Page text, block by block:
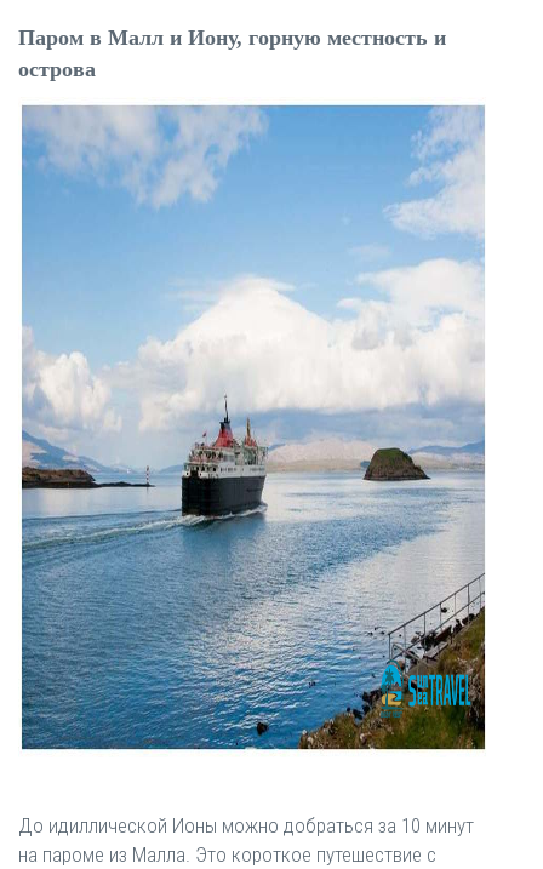
Паром в Малл и Иону, горную местность и
острова
До идиллической Ионы можно добраться за 10 минут
на пароме из Малла. Это короткое путешествие с